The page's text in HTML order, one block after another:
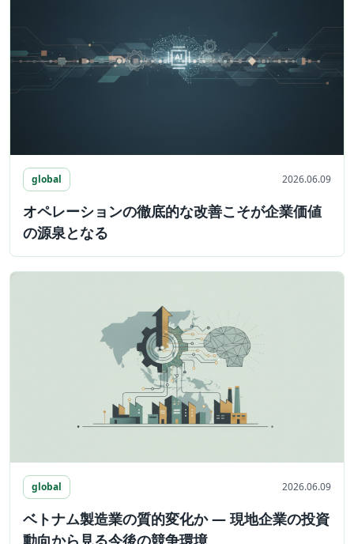
global 2026.06.09
オペレーションの徹底的な改善こそが企業価値
の源泉となる
global 2026.06.09
ベトナム製造業の質的変化か ― 現地企業の投資
動向から見る今後の競争環境